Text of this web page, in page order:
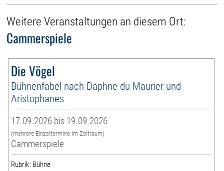
Weitere Veranstaltungen an diesem Ort:
Cammerspiele
Die Vögel
Bühnenfabel nach Daphne du Maurier und
Aristophanes
17.09.2026 bis 19.09.2026
(mehrere Einzeltermine im Zeitraum)
Cammerspiele
Rubrik: Bühne